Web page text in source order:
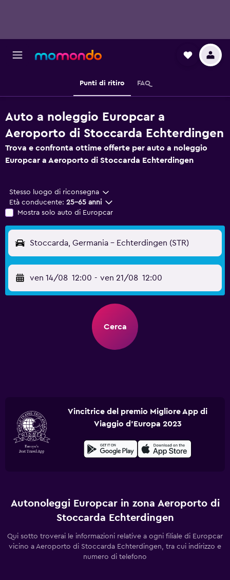
Punti di ritiro FAQ
Auto a noleggio Europcar a
Aeroporto di Stoccarda Echterdingen
Trova e confronta ottime offerte per auto a noleggio
Europcar a Aeroporto di Stoccarda Echterdingen
Stesso luogo di riconsegna
Età conducente: 25-65 anni
Mostra solo auto di Europcar
Stoccarda, Germania - Echterdingen (STR)
ven 14/08 12:00 - ven 21/08 12:00
Cerca
Vincitrice del premio Migliore App di
Viaggio d'Europa 2023
Autonoleggi Europcar in zona Aeroporto di
Stoccarda Echterdingen
Qui sotto troverai le informazioni relative a ogni filiale di Europcar
vicino a Aeroporto di Stoccarda Echterdingen, tra cui indirizzo e
numero di telefono